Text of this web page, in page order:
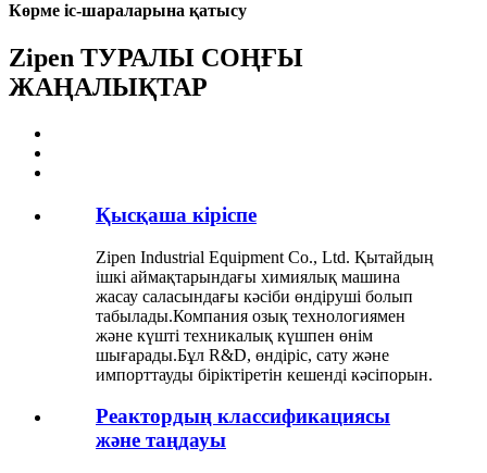
Көрме іс-шараларына қатысу
Zipen ТУРАЛЫ СОҢҒЫ
ЖАҢАЛЫҚТАР
Қысқаша кіріспе
Zipen Industrial Equipment Co., Ltd. Қытайдың
ішкі аймақтарындағы химиялық машина
жасау саласындағы кәсіби өндіруші болып
табылады.Компания озық технологиямен
және күшті техникалық күшпен өнім
шығарады.Бұл R&D, өндіріс, сату және
импорттауды біріктіретін кешенді кәсіпорын.
Реактордың классификациясы
және таңдауы